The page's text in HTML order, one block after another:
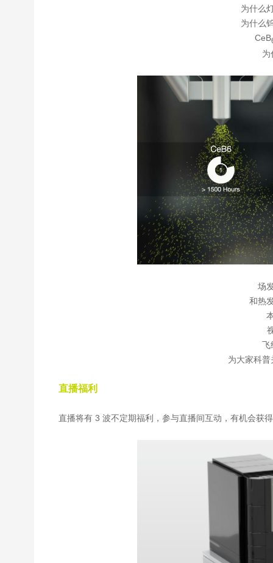
为什么
为什么
CeB
为
场
和热
飞
为大家科
直播福利
直播将有 3 波不定期福利，参与直播间互动，有机会获